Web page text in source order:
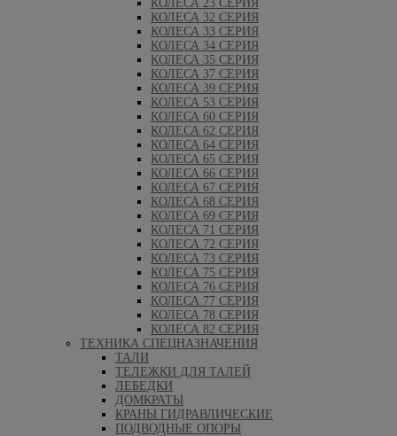
КОЛЕСА 23 СЕРИЯ
КОЛЕСА 32 СЕРИЯ
КОЛЕСА 33 СЕРИЯ
КОЛЕСА 34 СЕРИЯ
КОЛЕСА 35 СЕРИЯ
КОЛЕСА 37 СЕРИЯ
КОЛЕСА 39 СЕРИЯ
КОЛЕСА 53 СЕРИЯ
КОЛЕСА 60 СЕРИЯ
КОЛЕСА 62 СЕРИЯ
КОЛЕСА 64 СЕРИЯ
КОЛЕСА 65 СЕРИЯ
КОЛЕСА 66 СЕРИЯ
КОЛЕСА 67 СЕРИЯ
КОЛЕСА 68 СЕРИЯ
КОЛЕСА 69 СЕРИЯ
КОЛЕСА 71 СЕРИЯ
КОЛЕСА 72 СЕРИЯ
КОЛЕСА 73 СЕРИЯ
КОЛЕСА 75 СЕРИЯ
КОЛЕСА 76 СЕРИЯ
КОЛЕСА 77 СЕРИЯ
КОЛЕСА 78 СЕРИЯ
КОЛЕСА 82 СЕРИЯ
ТЕХНИКА СПЕЦНАЗНАЧЕНИЯ
ТАЛИ
ТЕЛЕЖКИ ДЛЯ ТАЛЕЙ
ЛЕБЕДКИ
ДОМКРАТЫ
КРАНЫ ГИДРАВЛИЧЕСКИЕ
ПОДВОДНЫЕ ОПОРЫ